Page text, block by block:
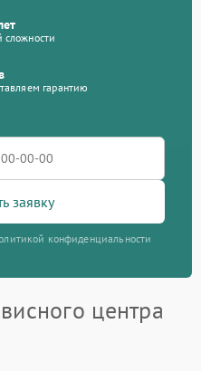
сложности
гарантию
заявку
конфиденциальности
центра